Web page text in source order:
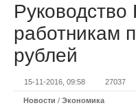
работникам
рублей
15-11-2016, 09:58 27037
Новости / Экономика